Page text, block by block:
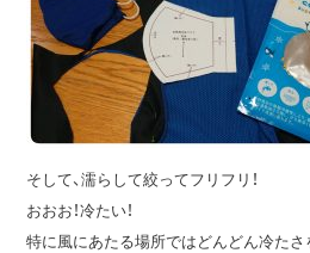
そして、濡らして絞ってフリフリ！
おおお！冷たい！
特に風にあたる場所ではどんどん冷たさ